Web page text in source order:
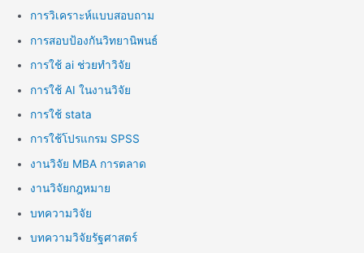
การวิเคราะห์แบบสอบถาม
การสอบป้องกันวิทยานิพนธ์
การใช้ ai ช่วยทำวิจัย
การใช้ AI ในงานวิจัย
การใช้ stata
การใช้โปรแกรม SPSS
งานวิจัย MBA การตลาด
งานวิจัยกฎหมาย
บทความวิจัย
บทความวิจัยรัฐศาสตร์